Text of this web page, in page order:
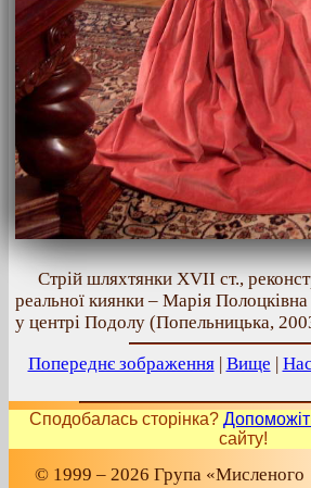
Стрій шляхтянки XVII ст.,
реальної киянки – Марія
у центрі Подолу (Попельницька,
Попереднє зображення| Вище |
Сподобалась сторінка?
сайту!
© 1999 – 2026 Група «Мисленого